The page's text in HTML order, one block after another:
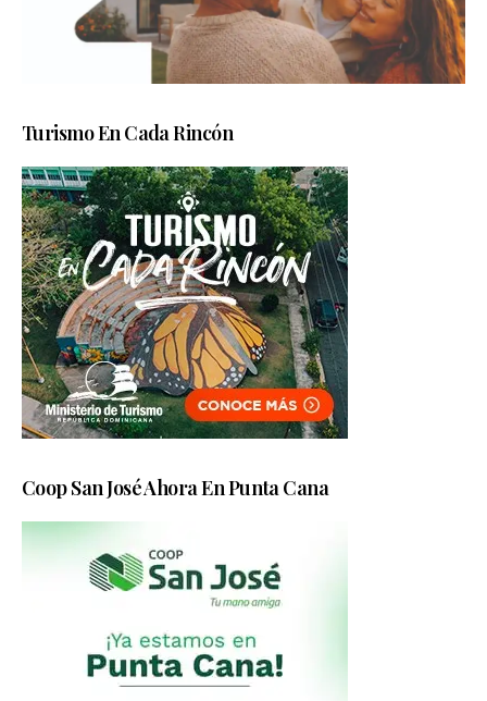
Turismo En Cada Rincón
Coop San José Ahora En Punta Cana